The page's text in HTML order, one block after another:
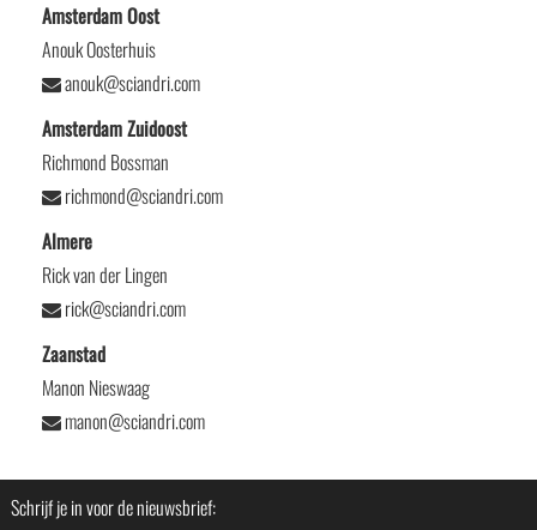
Amsterdam Oost
Anouk Oosterhuis
anouk@sciandri.com
Amsterdam Zuidoost
Richmond Bossman
richmond@sciandri.com
Almere
Rick van der Lingen
rick@sciandri.com
Zaanstad
Manon Nieswaag
manon@sciandri.com
Schrijf je in voor de nieuwsbrief: